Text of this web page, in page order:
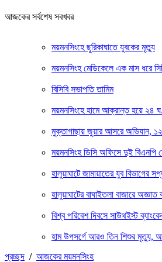
আজকের সর্বশেষ সবখবর
ময়মনসিংহে ছুরিকাঘাতে যুবকের মৃত্যু
ময়মনসিংহ মেডিকেলে এক মাস ধরে
বিসিবি সভাপতি তামিম
ময়মনসিংহে হামে আক্রান্ত হয়ে ২৪
মুক্তাগাছায় জুয়ার আসরে অভিযান,
ময়মনসিংহ ডিসি অফিসে দুই বিএনপি
হালুয়াঘাটে জামায়াতের যুব বিভাগের
হালুয়াঘাটের বাঘাইতলা বাজারে
বিশ্ব পরিবেশ দিবসে সাউথইস্ট
হাম উপসর্গে আরও তিন শিশুর মৃত্যু,
প্রচ্ছদ / আজকের ময়মনসিংহ